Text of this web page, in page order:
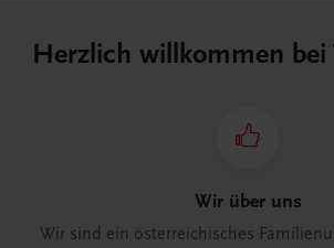
Herzlich willkommen bei
Wir über uns
Wir sind ein österreichisches